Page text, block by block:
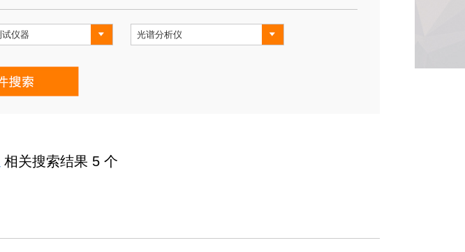
相关搜索结果 5 个